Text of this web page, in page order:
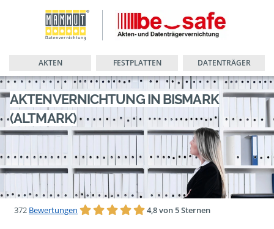
AKTEN FESTPLATTEN DATENTRÄGER
AKTENVERNICHTUNG IN BISMARK
(ALTMARK)
372 Bewertungen 4,8 von 5 Sternen